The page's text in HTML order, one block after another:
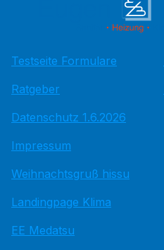
Testseite Formulare
Ratgeber
Datenschutz 1.6.2026
Impressum
Weihnachtsgruß hissu
Landingpage Klima
EE Medatsu